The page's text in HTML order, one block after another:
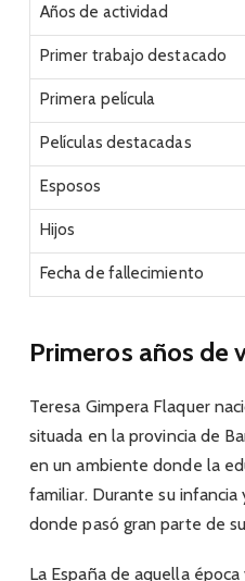
Años de actividad
Primer trabajo destacado
Primera película
Películas destacadas
Esposos
Hijos
Fecha de fallecimiento
Primeros años de
Teresa Gimpera Flaquer
situada en la provincia de
en un ambiente donde la
familiar. Durante su
donde pasó gran parte de
La España de aquella